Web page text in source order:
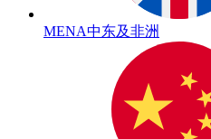
MENA中东及非洲